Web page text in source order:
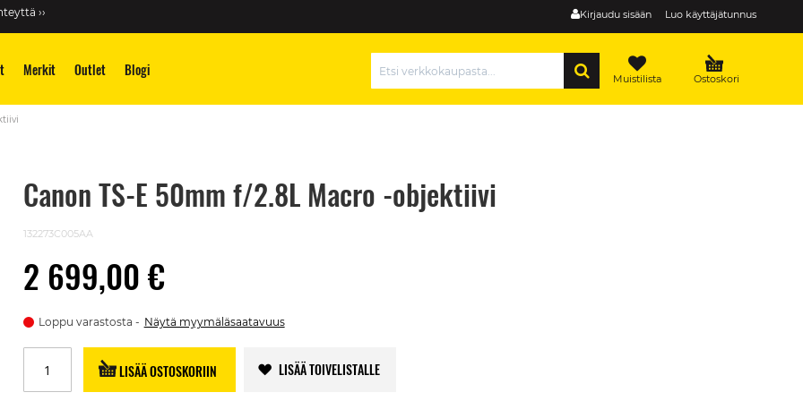
Kirjaudu sisään Luo käyttäjätunnus
››
Merkit Outlet Blogi Ostoskori
Muistilista
Canon TS-E 50mm f/2.8L Macro -objektiivi
132273C005AA
2 699,00 €
Loppu varastosta Näytä myymäläsaatavuus
LISÄÄ OSTOSKORIIN LISÄÄ TOIVELISTALLE